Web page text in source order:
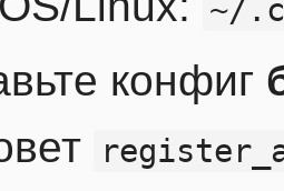
~/
конфиг